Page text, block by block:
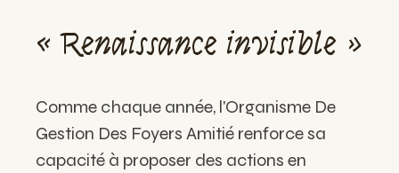
« Renaissance invisible »
Comme chaque année, l'Organisme De
Gestion Des Foyers Amitié renforce sa
capacité à proposer des actions en